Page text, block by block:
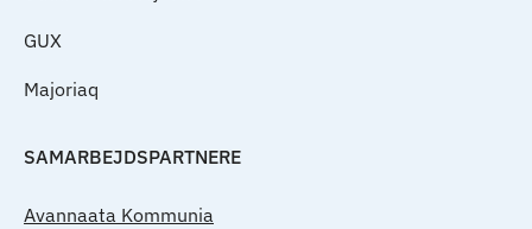
GUX
Majoriaq
SAMARBEJDSPARTNERE
Avannaata Kommunia